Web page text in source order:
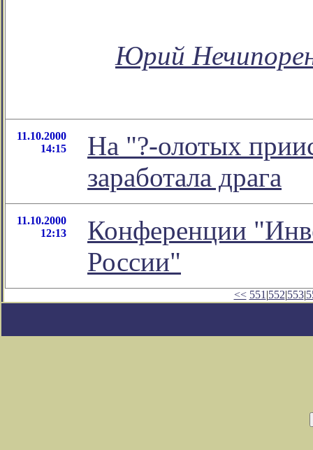
Юрий
11.10.2000
14:15
На "?-олотых
заработала драга
11.10.2000
12:13
Конференции
России"
<< 551 |552|553|